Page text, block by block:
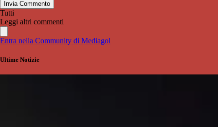
Invia Commento
Tutti
Leggi altri commenti
Entra nella Community di Mediagol
Ultime Notizie